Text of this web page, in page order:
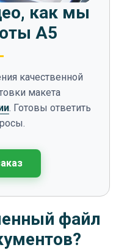
как мы
А5
качественной
макета
. Готовы ответить
файл